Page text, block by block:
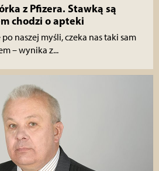
z Pfizera. Stawką są
chodzi o apteki
naszej myśli, czeka nas taki sam
– wynika z...